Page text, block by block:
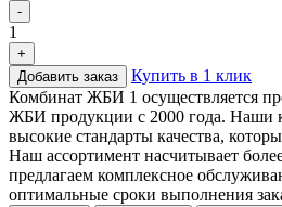
-
1
+
Добавить заказ
Купить в 1 клик
Комбинат ЖБИ 1 осуществляется
ЖБИ продукции с 2000 года. Наши
высокие стандарты качества,
Наш ассортимент насчитывает
предлагаем комплексное
оптимальные сроки выполнения